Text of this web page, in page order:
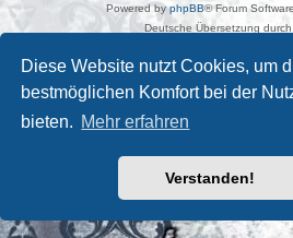
Diese Website nutzt Cookies, um
bestmöglichen Komfort bei der
bieten. Mehr erfahren
Verstanden!
Powered byphpBB® Forum
Deutsche Übersetzung durch
Datenschutz|